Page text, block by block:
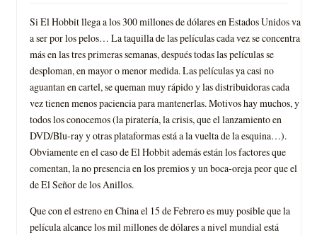
Si El Hobbit llega a los 300 millones de dólares en Estados Unidos va
a ser por los pelos… La taquilla de las películas cada vez se concentra
más en las tres primeras semanas, después todas las películas se
desploman, en mayor o menor medida. Las películas ya casi no
aguantan en cartel, se queman muy rápido y las distribuidoras cada
vez tienen menos paciencia para mantenerlas. Motivos hay muchos, y
todos los conocemos (la piratería, la crisis, que el lanzamiento en
DVD/Blu-ray y otras plataformas está a la vuelta de la esquina…).
Obviamente en el caso de El Hobbit además están los factores que
comentan, la no presencia en los premios y un boca-oreja peor que el
de El Señor de los Anillos.
Que con el estreno en China el 15 de Febrero es muy posible que la
película alcance los mil millones de dólares a nivel mundial está